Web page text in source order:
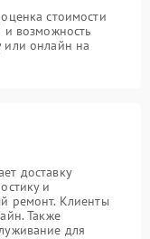
стоимости
и возможность
или онлайн на
доставку
и
ремонт. Клиенты
Также
для